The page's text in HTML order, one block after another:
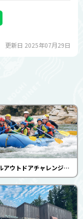
更新日 2025年07月29日
モンベルアウトドアチャレンジ 四国本山（モンベルアウトドアヴィレッジ本山）